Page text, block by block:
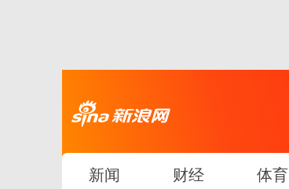
新闻 财经 体育